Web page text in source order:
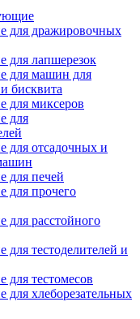
для дражировочных
для лапшерезок
для машин для
бисквита
для миксеров
для
для отсадочных и
для печей
для прочего
расстойного
тестоделителей и
тестомесов
хлеборезательных